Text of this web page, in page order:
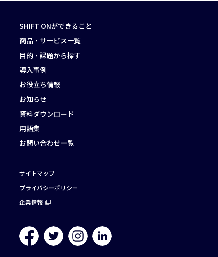
SHIFT ONができること
商品・サービス一覧
目的・課題から探す
導入事例
お役立ち情報
お知らせ
資料ダウンロード
用語集
お問い合わせ一覧
サイトマップ
プライバシーポリシー
企業情報